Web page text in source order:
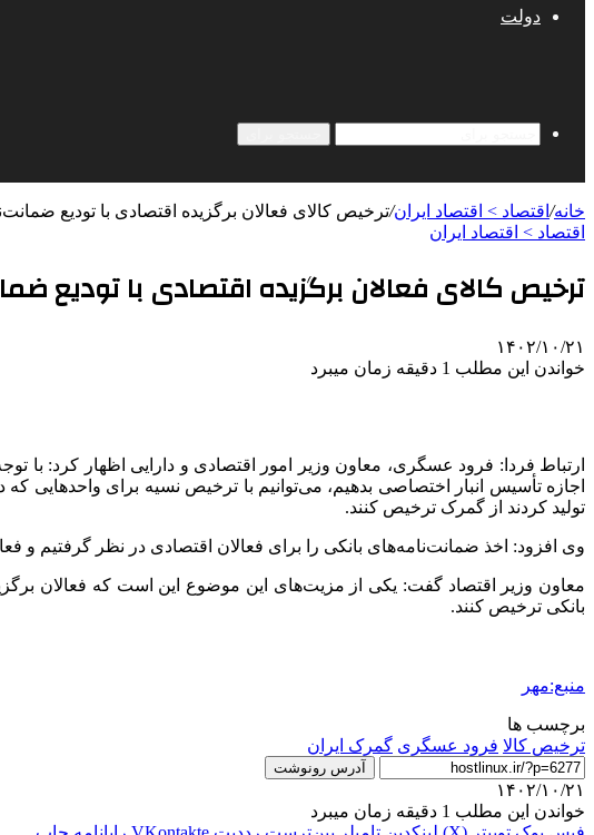
دولت
خانه/ اقتصاد > اقتصاد ایران/ترخیص کالای فعالان برگزیده اقتصادی با تودیع
اقتصاد > اقتصاد ایران
ترخیص کالای فعالان برگزیده اقتصادی با تودیع
۱۴۰۲/۱۰/۲۱
خواندن این مطلب 1 دقیقه زمان میبرد
ارتباط فردا: فرود عسگری، معاون وزیر امور اقتصادی و دارایی اظهار کرد: با
اجازه تأسیس انبار اختصاصی بدهیم، می‌توانیم با ترخیص نسیه
تولید کردند از گمرک ترخیص کنند.
وی افزود: اخذ ضمانت‌نامه‌های بانکی را برای فعالان اقتصادی در نظر گرفتیم و
معاون وزیر اقتصاد گفت: یکی از مزیت‌های این موضوع این است که فعالان
بانکی ترخیص کنند.
منبع:مهر
برچسب ها
ترخیص کالا فرود عسگری گمرک ایران
آدرس رونوشت
۱۴۰۲/۱۰/۲۱
خواندن این مطلب 1 دقیقه زمان میبرد